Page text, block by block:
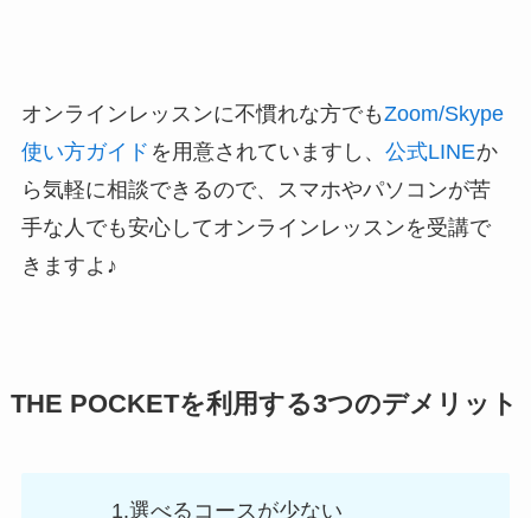
オンラインレッスンに不慣れな方でもZoom/Skype
使い方ガイド を用意されていますし、 公式LINEか
ら気軽に相談できるので、スマホやパソコンが苦
手な人でも安心してオンラインレッスンを受講で
きますよ♪
THE POCKETを利用する3つのデメリット
1.選べるコースが少ない